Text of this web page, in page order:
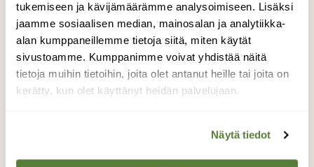
tukemiseen ja kävijämäärämme analysoimiseen. Lisäksi
jaamme sosiaalisen median, mainosalan ja analytiikka-
alan kumppaneillemme tietoja siitä, miten käytät
sivustoamme. Kumppanimme voivat yhdistää näitä
tietoja muihin tietoihin, joita olet antanut heille tai joita on
kerätty, kun olet käyttänyt heidän palvelujaan.
Näytä tiedot
Sumuisella järvellä
Ahtialan lintujärvi on sumun peitossa.
Vedessä makaavat kivet heijastuksineen
näyttävät kelluvan veden pinnalla.